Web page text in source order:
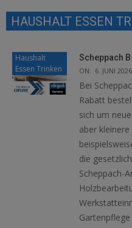
HAUSHALT ESSEN
Haushalt
Essen Trinken
Scheppach
ON: 6. JUNI 2026
Bei
Rabatt
sich um
aber
die
Scheppach-